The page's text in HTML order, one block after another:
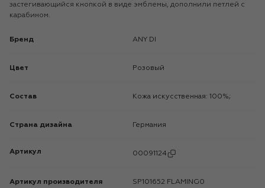
застегивающийся кнопкой в виде эмблемы, дополнили петлей с
карабином.
Бренд ANY DI
Цвет Розовый
Состав Кожа искусственная: 100%;
Страна дизайна Германия
Артикул 00091124
Артикул производителя SP101652 FLAMING0